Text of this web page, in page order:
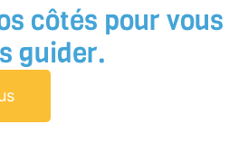
côtés pour vous
guider.